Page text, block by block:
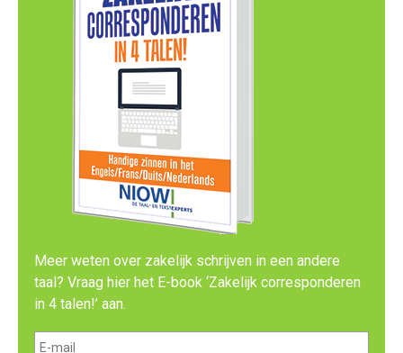
Meer weten over zakelijk schrijven in een andere
taal? Vraag hier het E-book ‘Zakelijk corresponderen
in 4 talen!’ aan.